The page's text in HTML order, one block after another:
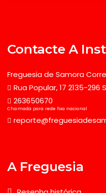
Contacte A
Freguesia de Samora
Rua Popular, 17 2135-
263650670
Chamada para rede fixa nacional
A Freguesia